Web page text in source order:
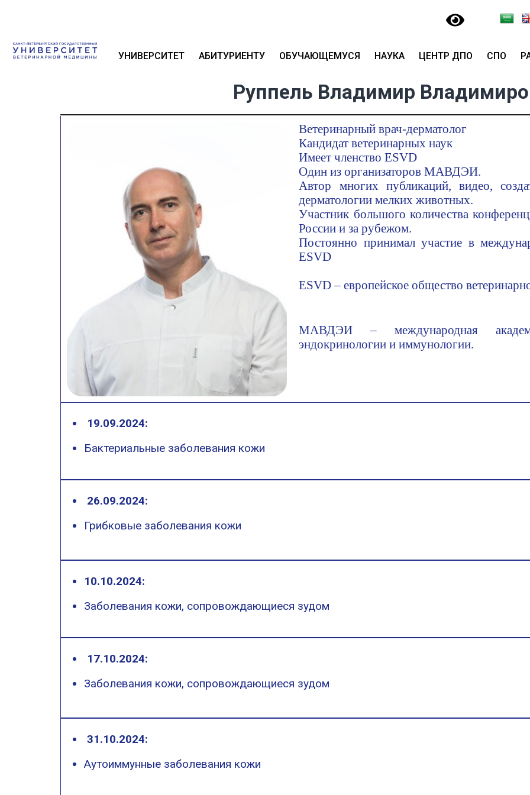
УНИВЕРСИТЕТ АБИТУРИЕНТУ ОБУЧАЮЩЕМУСЯ НАУКА ЦЕНТР ДПО СПО
Руппель Владимир
Ветеринарный врач-дерматолог
Кандидат ветеринарных наук
Имеет членство ESVD
Один из организаторов МАВДЭИ.
Автор многих публикаций, видео,
дерматологии мелких животных.
Участник большого количества
России и за рубежом.
Постоянно принимал участие в
ESVD
ESVD – европейское общество
МАВДЭИ – международная
эндокринологии и иммунологии.
19.09.2024:
Бактериальные заболевания кожи
26.09.2024:
Грибковые заболевания кожи
10.10.2024:
Заболевания кожи, сопровождающиеся зудом
17.10.2024:
Заболевания кожи, сопровождающиеся зудом
31.10.2024:
Аутоиммунные заболевания кожи